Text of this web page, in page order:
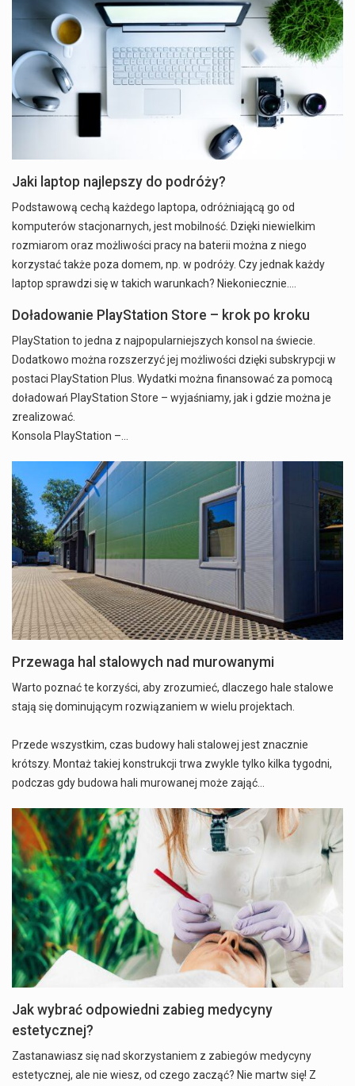
Jaki laptop najlepszy do podróży?
Podstawową cechą każdego laptopa, odróżniającą go od
komputerów stacjonarnych, jest mobilność. Dzięki niewielkim
rozmiarom oraz możliwości pracy na baterii można z niego
korzystać także poza domem, np. w podróży. Czy jednak każdy
laptop sprawdzi się w takich warunkach? Niekoniecznie.…
Doładowanie PlayStation Store – krok po kroku
PlayStation to jedna z najpopularniejszych konsol na świecie.
Dodatkowo można rozszerzyć jej możliwości dzięki subskrypcji w
postaci PlayStation Plus. Wydatki można finansować za pomocą
doładowań PlayStation Store – wyjaśniamy, jak i gdzie można je
zrealizować.
Konsola PlayStation –…
Przewaga hal stalowych nad murowanymi
Warto poznać te korzyści, aby zrozumieć, dlaczego hale stalowe
stają się dominującym rozwiązaniem w wielu projektach.
Przede wszystkim, czas budowy hali stalowej jest znacznie
krótszy. Montaż takiej konstrukcji trwa zwykle tylko kilka tygodni,
podczas gdy budowa hali murowanej może zająć…
Jak wybrać odpowiedni zabieg medycyny
estetycznej?
Zastanawiasz się nad skorzystaniem z zabiegów medycyny
estetycznej, ale nie wiesz, od czego zacząć? Nie martw się! Z